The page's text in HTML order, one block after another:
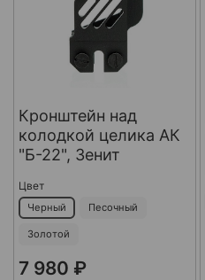
Кронштейн над
колодкой целика АК
"Б-22", Зенит
Цвет
Черный Песочный
Золотой
7 980 ₽